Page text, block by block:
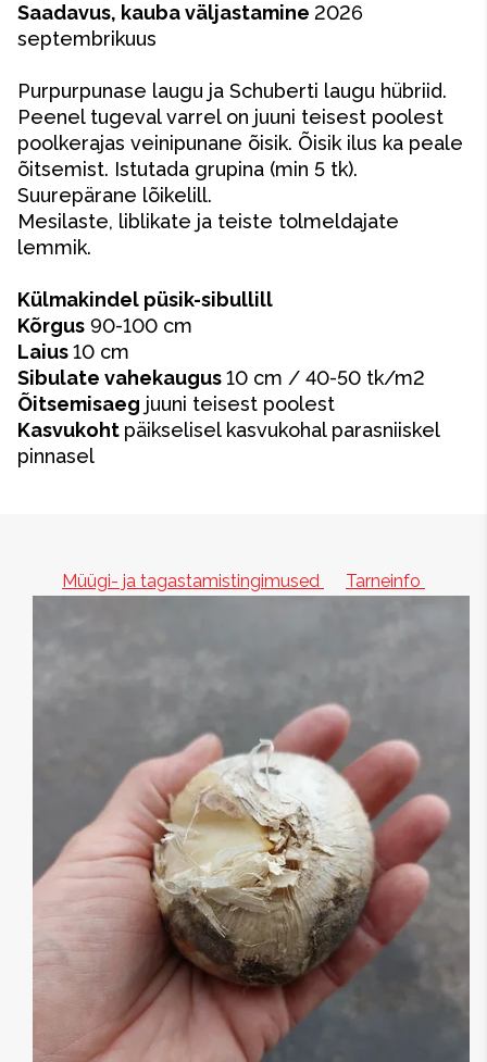
Saadavus, kauba väljastamine 2026
septembrikuus
Purpurpunase laugu ja Schuberti laugu hübriid.
Peenel tugeval varrel on juuni teisest poolest
poolkerajas veinipunane õisik. Õisik ilus ka peale
õitsemist. Istutada grupina (min 5 tk).
Suurepärane lõikelill.
Mesilaste, liblikate ja teiste tolmeldajate
lemmik.
Külmakindel püsik-sibullill
Kõrgus 90-100 cm
Laius10 cm
Sibulate vahekaugus10 cm / 40-50 tk/m2
Õitsemisaeg juuni teisest poolest
Kasvukoht päikselisel kasvukohal parasniiskel
pinnasel
Müügi- ja tagastamistingimused Tarneinfo